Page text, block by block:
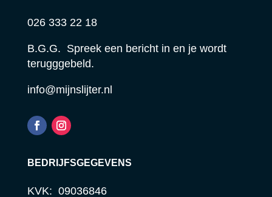
026 333 22 18
B.G.G. Spreek een bericht in en je wordt
terugggebeld.
info@mijnslijter.nl
BEDRIJFSGEGEVENS
KVK: 09036846